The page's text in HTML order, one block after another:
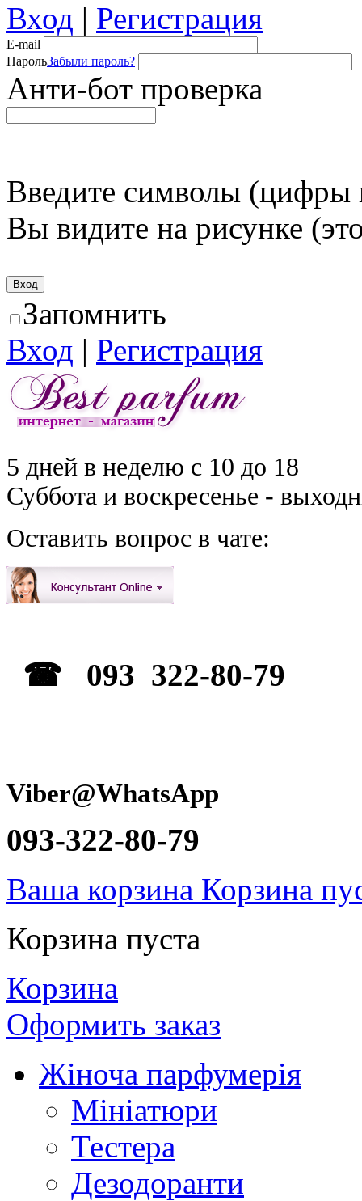
Вход | Регистрация
E-mail
ПарольЗабыли пароль?
Анти-бот проверка
Введите символы (цифры
Вы видите на рисунке
Запомнить
Вход | Регистрация
5 дней в неделю с 10 до 18
Суббота и воскресенье -
Оставить вопрос в чате:
☎ 093 322-80-79
Viber@WhatsApp
093-322-80-79
Ваша корзина Корзина
Корзина пуста
Корзина
Оформить заказ
Жіноча парфумерія
Мініатюри
Тестера
Дезодоранти